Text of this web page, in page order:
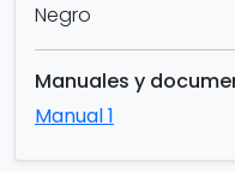
Negro
Manuales y
Manual 1